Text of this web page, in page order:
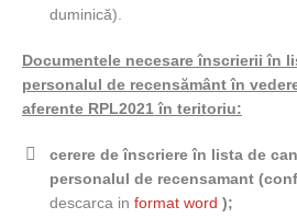
duminică).
Documentele necesare înscrierii în
personalul de recensământ în
aferente RPL2021 în teritoriu:
cerere de înscriere în lista de
personalul de recensamant
descarca in format word );